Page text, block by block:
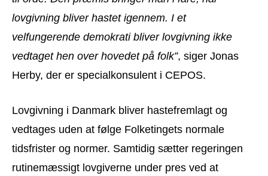
lovgivning bliver hastet igennem. I et
velfungerende demokrati bliver lovgivning ikke
vedtaget hen over hovedet på folk”, siger Jonas
Herby, der er specialkonsulent i CEPOS.
Lovgivning i Danmark bliver hastefremlagt og
vedtages uden at følge Folketingets normale
tidsfrister og normer. Samtidig sætter regeringen
rutinemæssigt lovgiverne under pres ved at